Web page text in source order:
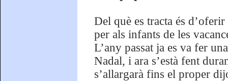
Del què es tracta és
per als infants de les
L’any passat ja es va fer
Nadal, i ara s’està fent
s’allargarà fins el proper